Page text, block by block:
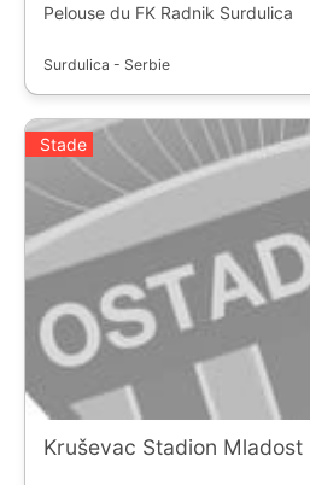
Pelouse du FK Radnik Surdulica
Surdulica - Serbie
Stade
Kruševac Stadion Mladost